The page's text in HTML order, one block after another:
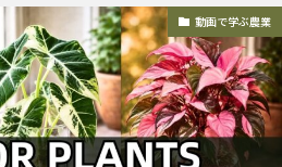
動画で学ぶ農業